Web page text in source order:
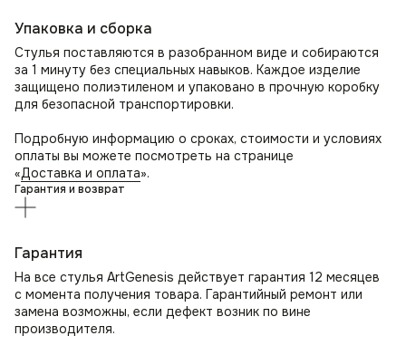
Упаковка и сборка
Стулья поставляются в разобранном виде и собираются
за 1 минуту без специальных навыков. Каждое изделие
защищено полиэтиленом и упаковано в прочную коробку
для безопасной транспортировки.
Подробную информацию о сроках, стоимости и условиях
оплаты вы можете посмотреть на странице
«Доставка и оплата».
Гарантия и возврат
Гарантия
На все стулья ArtGenesis действует гарантия 12 месяцев
с момента получения товара. Гарантийный ремонт или
замена возможны, если дефект возник по вине
производителя.